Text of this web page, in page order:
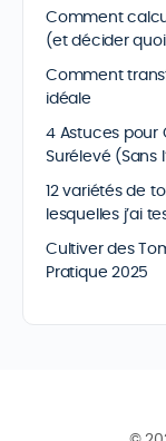
Comment
(et décider
Comment
idéale
4 Astuces pour
Surélevé (Sans
12 variétés de
lesquelles j’ai
Cultiver des
Pratique 2025